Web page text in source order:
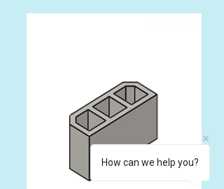
How can we help you?